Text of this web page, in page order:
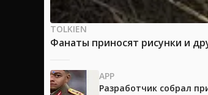
TOLKIEN
Фанаты приносят рисунки и
APP
Разработчик собрал